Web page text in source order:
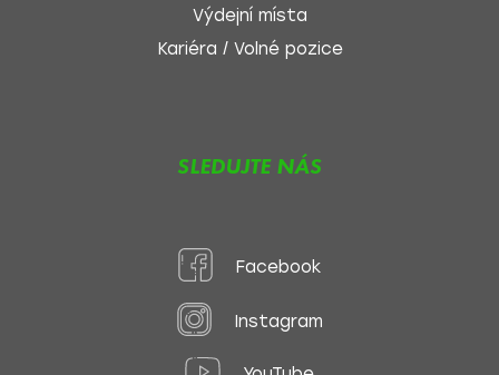
Výdejní místa
Kariéra / Volné pozice
SLEDUJTE NÁS
Facebook
Instagram